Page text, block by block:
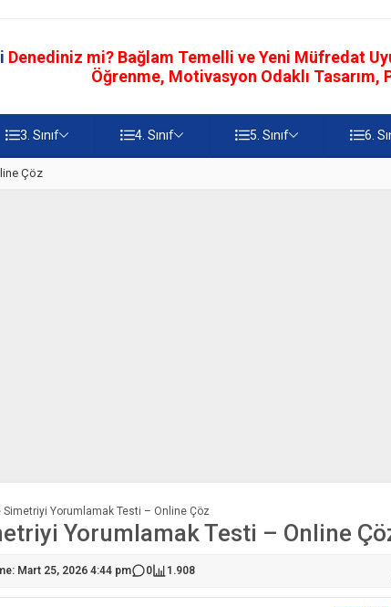
Denediniz mi? Bağlam Temelli ve Yeni Müfredat
Öğrenme, Motivasyon Odaklı Tasarım,
3. Sınıf 4. Sınıf 5. Sınıf 6.
Çöz
Simetriyi Yorumlamak Testi – Online Çöz
Yorumlamak Testi – Online
Mart 25, 2026 4:44 pm 0 1.908